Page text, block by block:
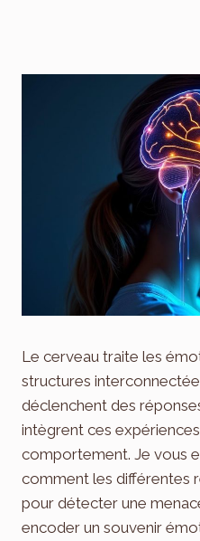
Le cerveau traite les
structures
déclenchent des
intègrent ces
comportement. Je vous
comment les différentes
pour détecter une
encod­er un souvenir